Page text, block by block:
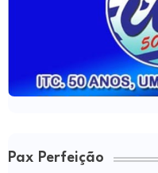
Pax Perfeição